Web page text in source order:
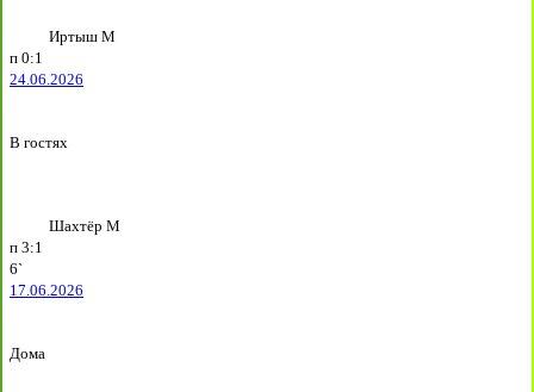
Иртыш М
п 0:1
24.06.2026
В гостях
Шахтёр М
п 3:1
6`
17.06.2026
Дома